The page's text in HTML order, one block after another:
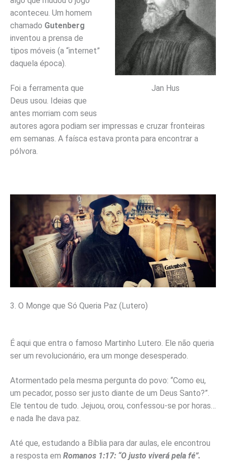
Jan Hus
aconteceu. Um homem
chamado Gutenberg
inventou a prensa de
tipos móveis (a “internet”
daquela época).
Foi a ferramenta que
Deus usou. Ideias que
antes morriam com seus
autores agora podiam ser impressas e cruzar fronteiras
em semanas. A faísca estava pronta para encontrar a
pólvora.
3. O Monge que Só Queria Paz (Lutero)
É aqui que entra o famoso Martinho Lutero. Ele não queria
ser um revolucionário, era um monge desesperado.
Atormentado pela mesma pergunta do povo: “Como eu,
um pecador, posso ser justo diante de um Deus Santo?”.
Ele tentou de tudo. Jejuou, orou, confessou-se por horas…
e nada lhe dava paz.
Até que, estudando a Bíblia para dar aulas, ele encontrou
a resposta em Romanos 1:17: “O justo viverá pela fé”.